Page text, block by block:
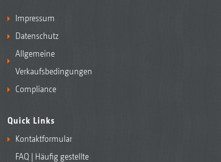
Impressum
Datenschutz
Allgemeine
Verkaufsbedingungen
Compliance
Quick Links
Kontaktformular
FAQ | Häufig gestellte